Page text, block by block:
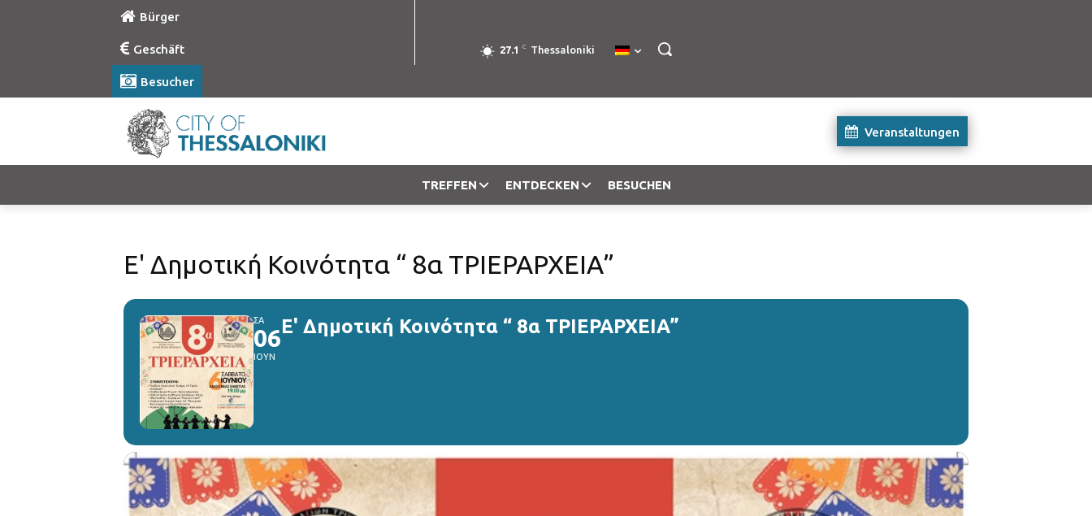
Bürger
Geschäft
Besucher
27.1 C Thessaloniki
Veranstaltungen
TREFFEN ENTDECKEN BESUCHEN
Ε' Δημοτική Κοινότητα “ 8α ΤΡΙΕΡΑΡΧΕΙΑ”
ΣΑ
06
ΙΟΥΝ
Ε' Δημοτική Κοινότητα “ 8α ΤΡΙΕΡΑΡΧΕΙΑ”